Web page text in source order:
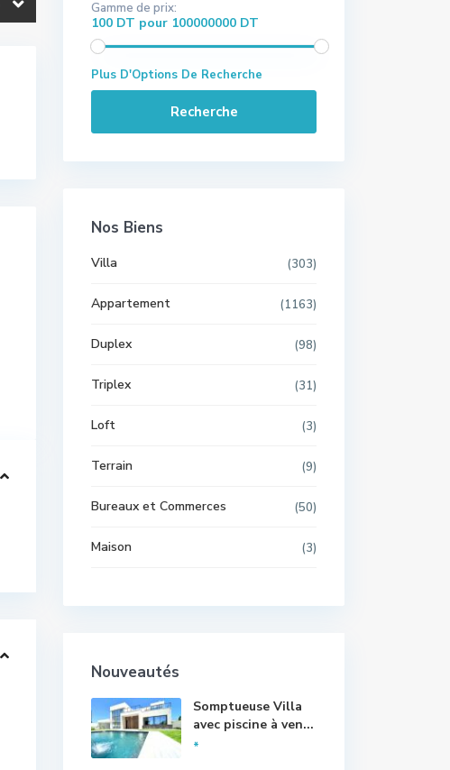
Gamme de prix:
100 DT pour 100000000 DT
Plus D'Options De Recherche
Recherche
Nos Biens
Villa (303)
Appartement (1163)
Duplex (98)
Triplex (31)
Loft (3)
Terrain (9)
Bureaux et Commerces (50)
Maison (3)
Nouveautés
Somptueuse Villa
avec piscine à ven...
*